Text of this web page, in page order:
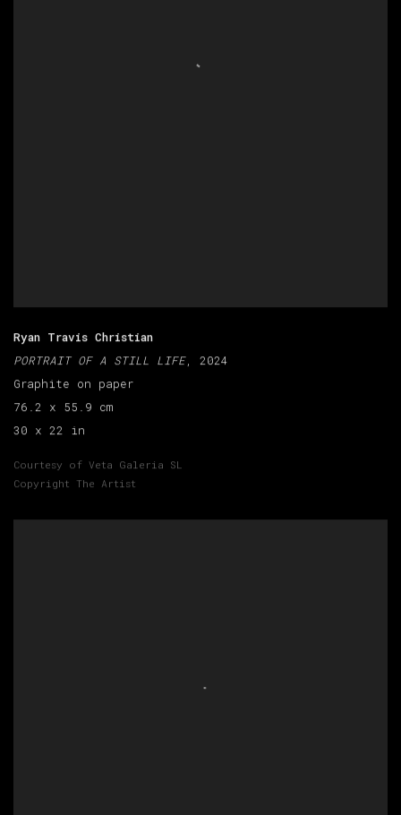
Ryan Travis Christian
PORTRAIT OF A STILL LIFE, 2024
Graphite on paper
76.2 x 55.9 cm
30 x 22 in
Courtesy of Veta Galeria SL
Copyright The Artist